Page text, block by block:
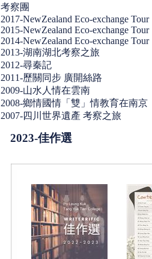
考察團
2017-NewZealand Eco-exchange Tour
2015-NewZealand Eco-exchange Tour
2014-NewZealand Eco-exchange Tour
2013-湖南湖北考察之旅
2012-尋秦記
2011-歷關同步 廣開絲路
2009-山水人情在雲南
2008-鄉情國情「雙」情教育在南京
2007-四川世界遺產 考察之旅
2023-佳作選